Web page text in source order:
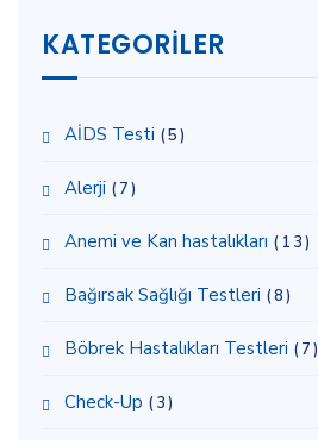
KATEGORILER
AİDS Testi (5)
Alerji (7)
Anemi ve Kan hastalıkları (13)
Bağırsak Sağlığı Testleri (8)
Böbrek Hastalıkları Testleri (7)
Check-Up (3)